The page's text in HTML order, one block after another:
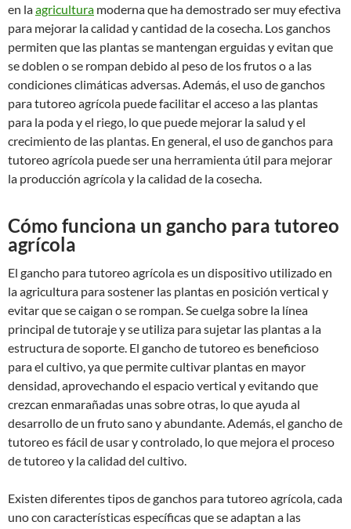
en laagricultura moderna que ha demostrado ser muy efectiva
para mejorar la calidad y cantidad de la cosecha. Los ganchos
permiten que las plantas se mantengan erguidas y evitan que
se doblen o se rompan debido al peso de los frutos o a las
condiciones climáticas adversas. Además, el uso de ganchos
para tutoreo agrícola puede facilitar el acceso a las plantas
para la poda y el riego, lo que puede mejorar la salud y el
crecimiento de las plantas. En general, el uso de ganchos para
tutoreo agrícola puede ser una herramienta útil para mejorar
la producción agrícola y la calidad de la cosecha.
Cómo funciona un gancho para tutoreo
agrícola
El gancho para tutoreo agrícola es un dispositivo utilizado en
la agricultura para sostener las plantas en posición vertical y
evitar que se caigan o se rompan. Se cuelga sobre la línea
principal de tutoraje y se utiliza para sujetar las plantas a la
estructura de soporte. El gancho de tutoreo es beneficioso
para el cultivo, ya que permite cultivar plantas en mayor
densidad, aprovechando el espacio vertical y evitando que
crezcan enmarañadas unas sobre otras, lo que ayuda al
desarrollo de un fruto sano y abundante. Además, el gancho de
tutoreo es fácil de usar y controlado, lo que mejora el proceso
de tutoreo y la calidad del cultivo.
Existen diferentes tipos de ganchos para tutoreo agrícola, cada
uno con características específicas que se adaptan a las